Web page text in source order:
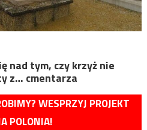
nad tym, czy krzyż nie
z… cmentarza
WESPRZYJ PROJEKT
POLONIA!